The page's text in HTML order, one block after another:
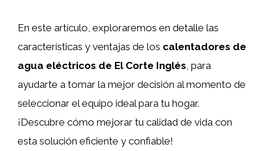
En este artículo, exploraremos en detalle las
características y ventajas de los calentadores de
agua eléctricos de El Corte Inglés , para
ayudarte a tomar la mejor decisión al momento de
seleccionar el equipo ideal para tu hogar.
¡Descubre cómo mejorar tu calidad de vida con
esta solución eficiente y confiable!